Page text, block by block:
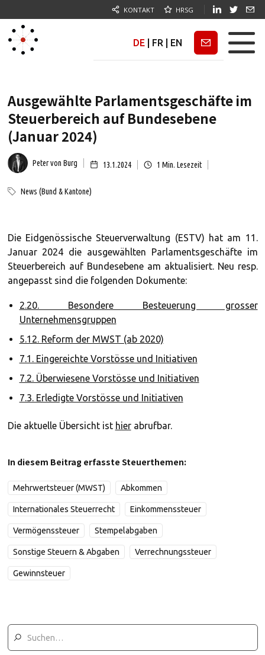
KONTAKT HRSG
DE FR EN Newsletter
Ausgewählte Parlamentsgeschäfte im
Steuerbereich auf Bundesebene
(Januar 2024)
Peter von Burg 13.1.2024 1 Min. Lesezeit
News (Bund & Kantone)
Die Eidgenössische Steuerverwaltung (ESTV) hat am 11.
Januar 2024 die ausgewählten Parlamentsgeschäfte im
Steuerbereich auf Bundesebene am aktualisiert. Neu resp.
angepasst sind die folgenden Dokumente:
2.20. Besondere Besteuerung grosser
Unternehmensgruppen
5.12. Reform der MWST (ab 2020)
7.1. Eingereichte Vorstösse und Initiativen
7.2. Überwiesene Vorstösse und Initiativen
7.3. Erledigte Vorstösse und Initiativen
Die aktuelle Übersicht ist hierabrufbar.
In diesem Beitrag erfasste Steuerthemen:
Mehrwertsteuer (MWST) Abkommen
Internationales Steuerrecht Einkommenssteuer
Vermögenssteuer Stempelabgaben
Sonstige Steuern & Abgaben Verrechnungssteuer
Gewinnsteuer